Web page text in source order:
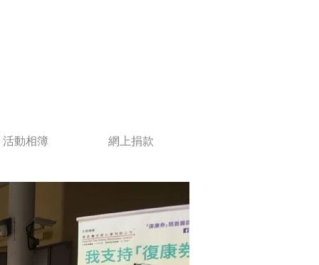
活動相簿 網上捐款